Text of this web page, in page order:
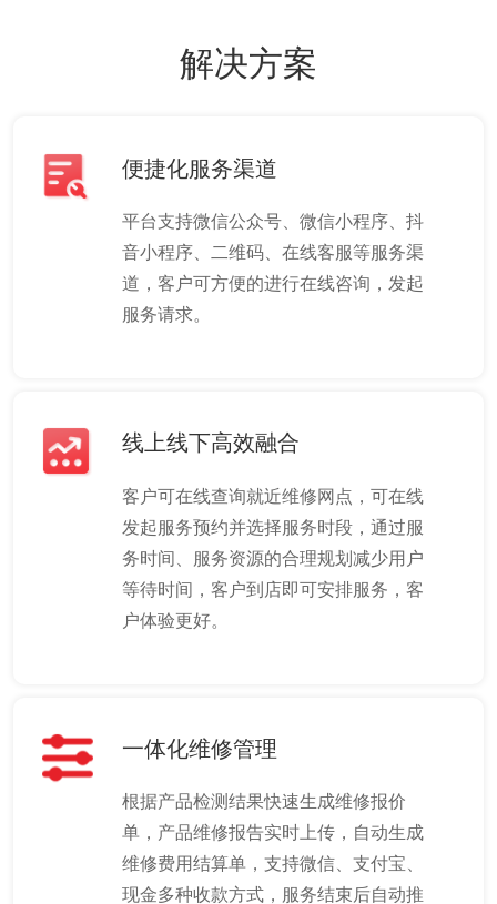
解决方案
便捷化服务渠道
平台支持微信公众号、微信小程序、抖
音小程序、二维码、在线客服等服务渠
道，客户可方便的进行在线咨询，发起
服务请求。
线上线下高效融合
客户可在线查询就近维修网点，可在线
发起服务预约并选择服务时段，通过服
务时间、服务资源的合理规划减少用户
等待时间，客户到店即可安排服务，客
户体验更好。
一体化维修管理
根据产品检测结果快速生成维修报价
单，产品维修报告实时上传，自动生成
维修费用结算单，支持微信、支付宝、
现金多种收款方式，服务结束后自动推